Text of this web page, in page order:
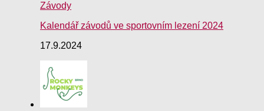
Závody
Kalendář závodů ve sportovním lezení 2024
17.9.2024